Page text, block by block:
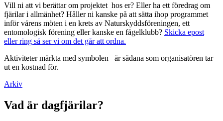
Vill ni att vi berättar om projektet hos er? Eller ha ett föredrag om
fjärilar i allmänhet? Håller ni kanske på att sätta ihop programmet
inför vårens möten i en krets av Naturskyddsföreningen, ett
entomologisk förening eller kanske en fågelklubb? Skicka epost
eller ring så ser vi om det går att ordna.
Aktiviteter märkta med symbolen
är sådana som organisatören tar
ut en kostnad för.
Arkiv
Vad är dagfjärilar?